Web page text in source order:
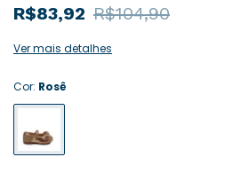
R$83,92 R$104,90
Ver mais detalhes
Cor: Rosê